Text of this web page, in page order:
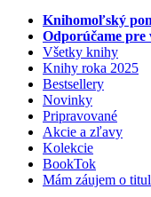
Knihomoľský
Odporúčame pre
Všetky knihy
Knihy roka 2025
Bestsellery
Novinky
Pripravované
Akcie a zľavy
Kolekcie
BookTok
Mám záujem o titul